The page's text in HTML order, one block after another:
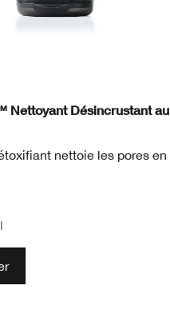
Nettoyant Désincrustant au
nettoie les pores en